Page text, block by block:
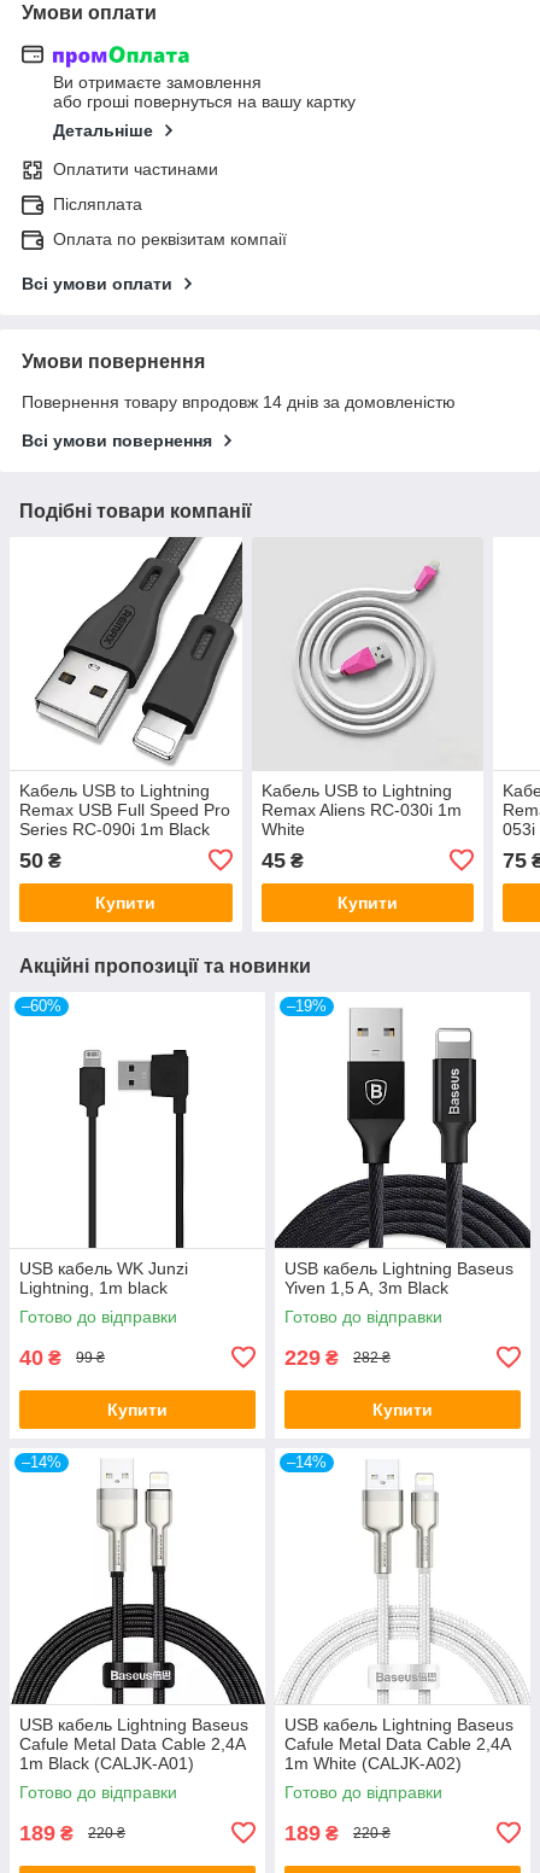
Умови оплати
Ви отримаєте замовлення
або гроші повернуться на вашу картку
Детальніше
Оплатити частинами
Післяплата
Оплата по реквізитам компаії
Всі умови оплати
Умови повернення
Повернення товару впродовж 14 днів за домовленістю
Всі умови повернення
Подібні товари компанії
Kабель USB to Lightning
Remax USB Full Speed Pro
Series RC-090i 1m Black
50 ₴
Купити
Kабель USB to Lightning
Remax Aliens RC-030i 1m
White
45₴
Купити
053i
75
Акційні пропозиції та новинки
–60%
USB кабель WK Junzi
Lightning, 1m black
Готово до відправки
40 ₴ 99 ₴
Купити
–19%
USB кабель Lightning Baseus
Yiven 1,5 A, 3m Black
Готово до відправки
229 ₴ 282 ₴
Купити
–14%
USB кабель Lightning Baseus
Cafule Metal Data Cable 2,4A
1m Black (CALJK-A01)
Готово до відправки
189 ₴ 220 ₴
–14%
USB кабель Lightning Baseus
Cafule Metal Data Cable 2,4A
1m White (CALJK-A02)
Готово до відправки
189 ₴ 220 ₴